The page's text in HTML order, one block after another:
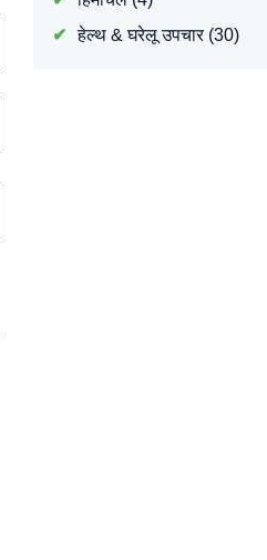
हेल्थ & घरेलू उपचार(30)